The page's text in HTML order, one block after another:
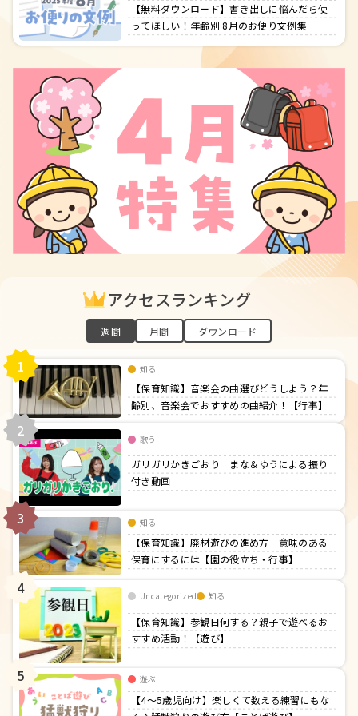
【無料ダウンロード】書き出しに悩んだら使
ってほしい！年齢別 8月のお便り文例集
アクセスランキング
週間 月間 ダウンロード
1 知る
【保育知識】音楽会の曲選びどうしよう？年
齢別、音楽会でおすすめの曲紹介！【行事】
2 歌う
ガリガリかきごおり｜まな＆ゆうによる振り
付き動画
3 知る
【保育知識】廃材遊びの進め方 意味のある
保育にするには【園の役立ち・行事】
4 Uncategorized 知る
【保育知識】参観日何する？親子で遊べるお
すすめ活動！【遊び】
5 遊ぶ
【4〜5歳児向け】楽しくて数える練習にもな